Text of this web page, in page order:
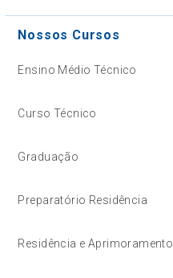
Nossos Cursos
Ensino Médio Técnico
Curso Técnico
Graduação
Preparatório Residência
Residência e Aprimoramento